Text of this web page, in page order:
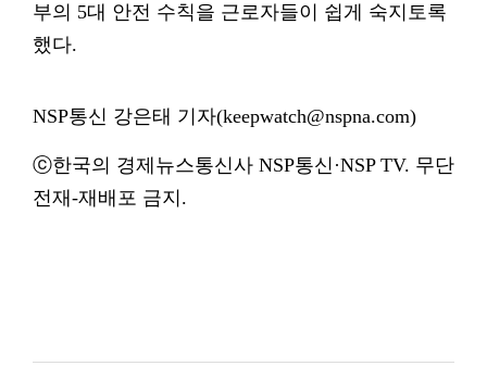
부의 5대 안전 수칙을 근로자들이 쉽게 숙지토록
했다.
NSP통신 강은태 기자(keepwatch@nspna.com)
ⓒ한국의 경제뉴스통신사 NSP통신·NSP TV. 무단
전재-재배포 금지.